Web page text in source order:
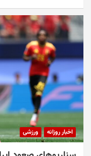
اخبار روزانه ورزشی